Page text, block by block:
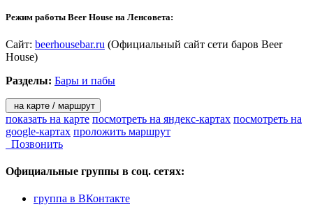
Wychwood Hobgoblin
Primator English Pale Ale
Grimbergen Blonde
Blanche de Bruxelles
Timmerman's Kriek
Primator PREMIUM
Режим работы Beer House на Ленсовета:
Сайт: beerhousebar.ru (Официальный сайт сети баров Beer
House)
Разделы: Бары и пабы
на карте / маршрут
показать на карте посмотреть на яндекс-картах посмотреть на
google-картах проложить маршрут
Позвонить
Официальные группы в соц. сетях:
группа в ВКонтакте